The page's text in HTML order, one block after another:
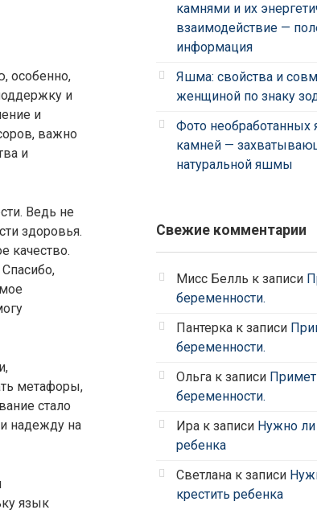
особенно,
и
и
важно
и
Ведь не
здоровья.
качество.
метафоры,
стало
надежду на
язык
камнями и их
взаимодействие —
информация
Яшма: свойства и
женщиной по знаку
Фото
камней —
натуральной яшмы
Свежие комментарии
Мисс Белль к записи
беременности.
Пантерка к записи
беременности.
Ольга к записи
беременности.
Ира к записи Нужно ли
ребенка
Светлана к записи
крестить ребенка